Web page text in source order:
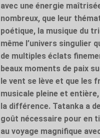
avec une énergie
nombreux, que leur
poétique, la musique du
même l’univers singulier
de multiples éclats
beaux moments de paix
le vent se lève et que les
musicale pleine et
la différence. Tatanka a
goût nécessaire pour en
au voyage magnifique